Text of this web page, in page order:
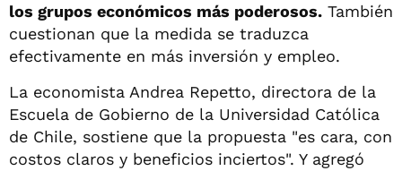
los grupos económicos más poderosos. También
cuestionan que la medida se traduzca
efectivamente en más inversión y empleo.
La economista Andrea Repetto, directora de la
Escuela de Gobierno de la Universidad Católica
de Chile, sostiene que la propuesta "es cara, con
costos claros y beneficios inciertos". Y agregó